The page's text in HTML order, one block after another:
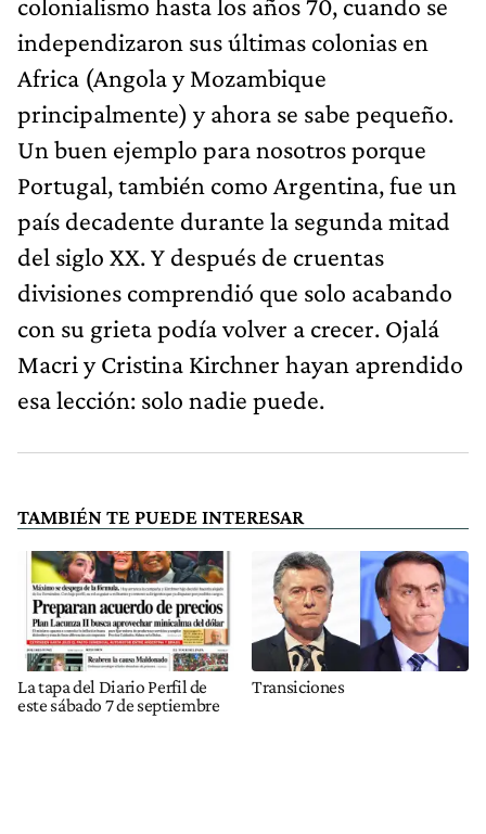
colonialismo hasta los años 70, cuando se
independizaron sus últimas colonias en
Africa (Angola y Mozambique
principalmente) y ahora se sabe pequeño.
Un buen ejemplo para nosotros porque
Portugal, también como Argentina, fue un
país decadente durante la segunda mitad
del siglo XX. Y después de cruentas
divisiones comprendió que solo acabando
con su grieta podía volver a crecer. Ojalá
Macri y Cristina Kirchner hayan aprendido
esa lección: solo nadie puede.
TAMBIÉN TE PUEDE INTERESAR
La tapa del Diario Perfil de
este sábado 7 de septiembre
Transiciones